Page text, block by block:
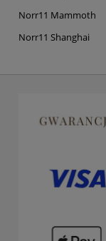
Norr11 Mammoth
Norr11 Shanghai